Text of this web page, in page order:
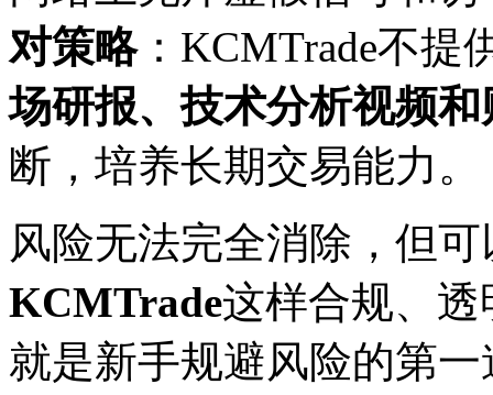
对策略：KCMTrade不提
场研报、技术分析视频
断，培养长期交易能力。
风险无法完全消除，但
KCMTrade这样合规、
就是新手规避风险的第